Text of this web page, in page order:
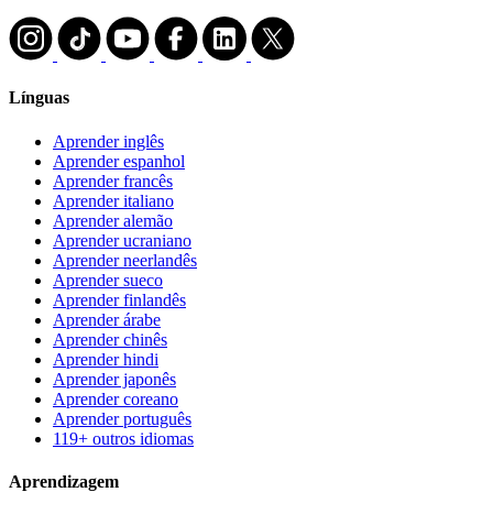
Línguas
Aprender inglês
Aprender espanhol
Aprender francês
Aprender italiano
Aprender alemão
Aprender ucraniano
Aprender neerlandês
Aprender sueco
Aprender finlandês
Aprender árabe
Aprender chinês
Aprender hindi
Aprender japonês
Aprender coreano
Aprender português
119+ outros idiomas
Aprendizagem